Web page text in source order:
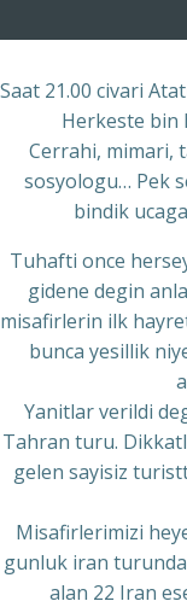
Saat 21.00 civari
Herkeste bin
Cerrahi, mimari,
sosyologu… Pek
bindik
Tuhafti once
gidene degin
misafirlerin ilk
bunca yesillik
Yanitlar verildi
Tahran turu.
gelen sayisiz
Misafirlerimizi
gunluk iran
alan 22 Iran